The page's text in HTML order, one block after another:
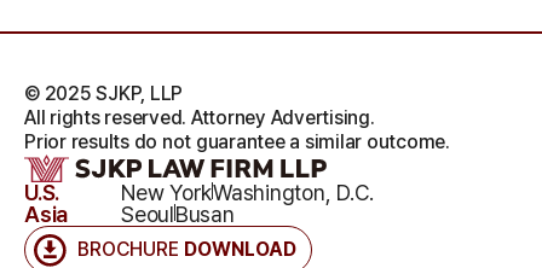
BROCHURE DOWNLOAD
U.S. New YorkWashington, D.C.
Asia
SeoulBusan
© 2025 SJKP, LLP
All rights reserved. Attorney Advertising.
Prior results do not guarantee a similar outcome.